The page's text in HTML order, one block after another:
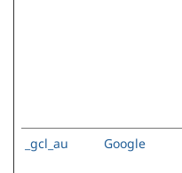
_gcl_au Google